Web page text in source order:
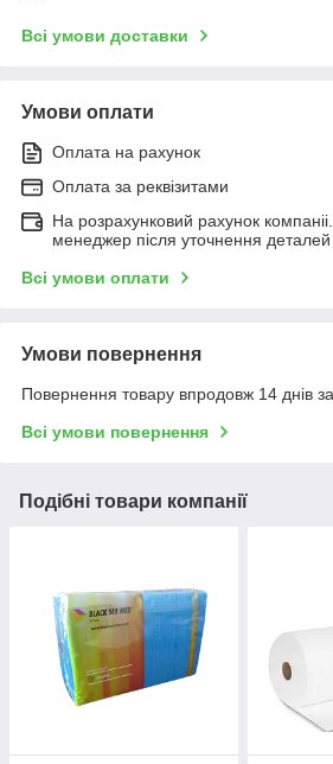
Всі умови доставки
Умови оплати
Оплата на рахунок
Оплата за реквізитами
На розрахунковий рахунок
менеджер після уточнення
Всі умови оплати
Умови повернення
Повернення товару впродовж 14 днів
Всі умови повернення
Подібні товари компанії